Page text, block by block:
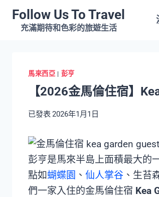
SkipFollow Us To Travel
充滿期待和色彩的旅遊生活
馬來西亞 | 彭亨
【2026金馬倫住宿】
已發表2026年1月1日
彭亨是馬來半島上面積最大的
點如蝴蝶園 、 仙人掌谷 、生苔
們一家入住的金馬倫住宿 Kea